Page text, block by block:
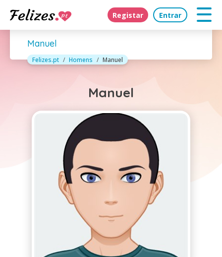
Registar Entrar
Manuel
Felizes.pt Homens Manuel
Manuel